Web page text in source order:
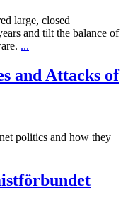
large, closed
and tilt the balance of
...
and Attacks of
politics and how they